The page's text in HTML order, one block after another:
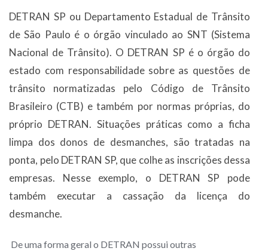
DETRAN SP ou Departamento Estadual de Trânsito
de São Paulo é o órgão vinculado ao SNT (Sistema
Nacional de Trânsito). O DETRAN SP é o órgão do
estado com responsabilidade sobre as questões de
trânsito normatizadas pelo Código de Trânsito
Brasileiro (CTB) e também por normas próprias, do
próprio DETRAN. Situações práticas como a ficha
limpa dos donos de desmanches, são tratadas na
ponta, pelo DETRAN SP, que colhe as inscrições dessa
empresas. Nesse exemplo, o DETRAN SP pode
também executar a cassação da licença do
desmanche.
De uma forma geral o DETRAN possui outras